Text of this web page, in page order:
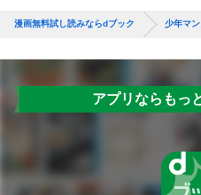
漫画無料試し読みならdブック 少年マ
アプリならもっ